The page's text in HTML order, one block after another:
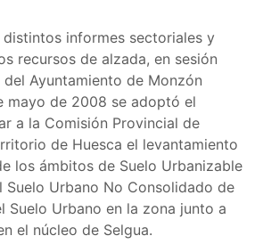
distintos informes sectoriales y
recursos de alzada, en sesión
Ayuntamiento de Monzón
mayo de 2008 se adoptó el
a la Comisión Provincial de
de Huesca el levantamiento
los ámbitos de Suelo Urbanizable
Suelo Urbano No Consolidado de
Suelo Urbano en la zona junto a
el núcleo de Selgua.